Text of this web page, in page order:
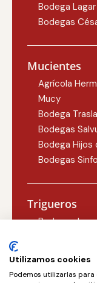
Bodega
Bodegas
Mucientes
Agrícola
Mucy
Bodega
Bodegas
Bodega Hijos
Bodegas
Trigueros
Bodegas
Utilizamos cookies
Podemos utilizarlas